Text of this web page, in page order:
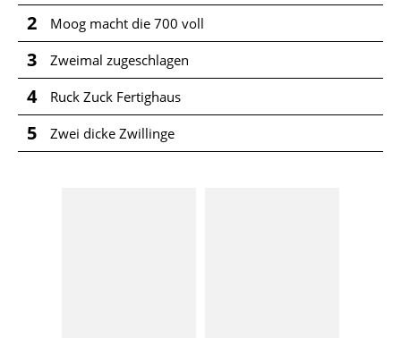
2 Moog macht die 700 voll
3 Zweimal zugeschlagen
4 Ruck Zuck Fertighaus
5 Zwei dicke Zwillinge